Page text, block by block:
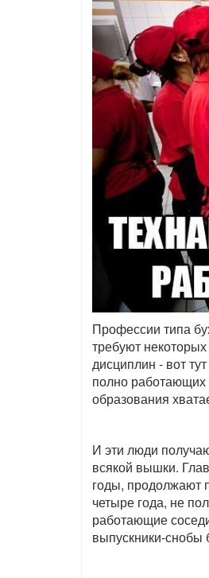
Профессии типа
требуют
дисциплин - вот
полно работающих
образования
И эти люди
всякой вышки.
годы, продолжают
четыре года, не
работающие
выпускники-снобы